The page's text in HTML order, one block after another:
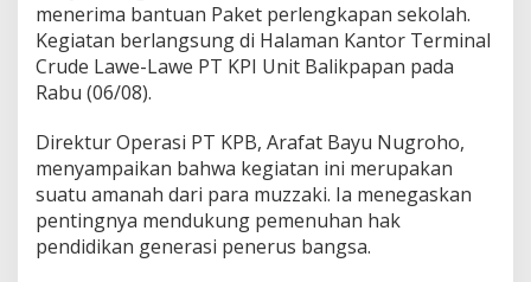
menerima bantuan Paket perlengkapan sekolah.
Kegiatan berlangsung di Halaman Kantor Terminal
Crude Lawe-Lawe PT KPI Unit Balikpapan pada
Rabu (06/08).
Direktur Operasi PT KPB, Arafat Bayu Nugroho,
menyampaikan bahwa kegiatan ini merupakan
suatu amanah dari para muzzaki. Ia menegaskan
pentingnya mendukung pemenuhan hak
pendidikan generasi penerus bangsa.